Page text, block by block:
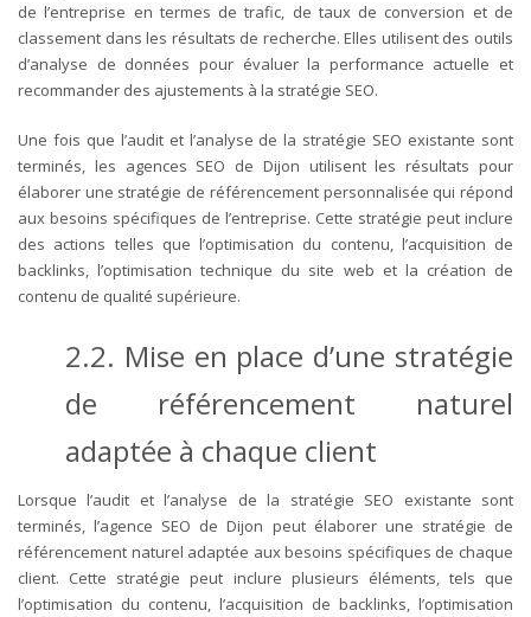
de l’entreprise en termes de trafic, de taux de conversion et de
classement dans les résultats de recherche. Elles utilisent des outils
d’analyse de données pour évaluer la performance actuelle et
recommander des ajustements à la stratégie SEO.
Une fois que l’audit et l’analyse de la stratégie SEO existante sont
terminés, les agences SEO de Dijon utilisent les résultats pour
élaborer une stratégie de référencement personnalisée qui répond
aux besoins spécifiques de l’entreprise. Cette stratégie peut inclure
des actions telles que l’optimisation du contenu, l’acquisition de
backlinks, l’optimisation technique du site web et la création de
contenu de qualité supérieure.
2.2. Mise en place d’une stratégie
de référencement naturel
adaptée à chaque client
Lorsque l’audit et l’analyse de la stratégie SEO existante sont
terminés, l’agence SEO de Dijon peut élaborer une stratégie de
référencement naturel adaptée aux besoins spécifiques de chaque
client. Cette stratégie peut inclure plusieurs éléments, tels que
l’optimisation du contenu, l’acquisition de backlinks, l’optimisation